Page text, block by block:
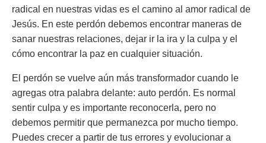
radical en nuestras vidas es el camino al amor radical de
Jesús. En este perdón debemos encontrar maneras de
sanar nuestras relaciones, dejar ir la ira y la culpa y el
cómo encontrar la paz en cualquier situación.
El perdón se vuelve aún más transformador cuando le
agregas otra palabra delante: auto perdón. Es normal
sentir culpa y es importante reconocerla, pero no
debemos permitir que permanezca por mucho tiempo.
Puedes crecer a partir de tus errores y evolucionar a